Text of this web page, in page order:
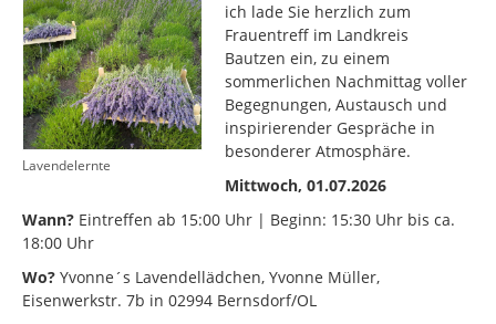
Lavendelernte
ich lade Sie herzlich zum
Frauentreff im Landkreis
Bautzen ein, zu einem
sommerlichen Nachmittag voller
Begegnungen, Austausch und
inspirierender Gespräche in
besonderer Atmosphäre.
Mittwoch, 01.07.2026
Wann? Eintreffen ab 15:00 Uhr | Beginn: 15:30 Uhr bis ca.
18:00 Uhr
Wo? Yvonne´s Lavendellädchen, Yvonne Müller,
Eisenwerkstr. 7b in 02994 Bernsdorf/OL